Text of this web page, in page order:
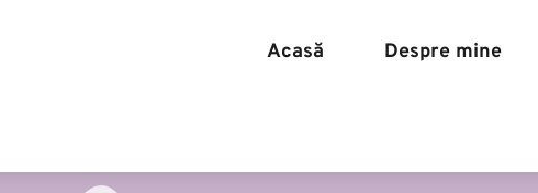
Acasă Despre mine